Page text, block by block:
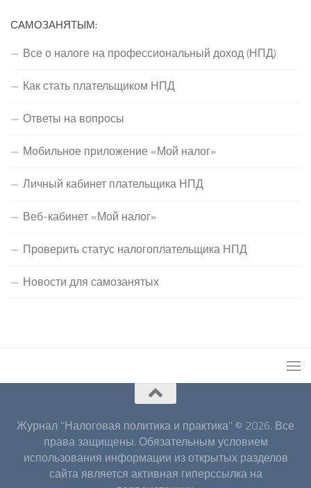
САМОЗАНЯТЫМ:
Все о налоге на профессиональный доход (НПД)
Как стать плательщиком НПД
Ответы на вопросы
Мобильное приложение «Мой налог»
Личный кабинет плательщика НПД
Веб-кабинет «Мой налог»
Проверить статус налогоплательщика НПД
Новости для самозанятых
Журнал "Налоговая политика и практика" © 2026. Все
права защищены. Обязательным условием
использования информации из открытых разделов
сайта является активная гиперссылка на